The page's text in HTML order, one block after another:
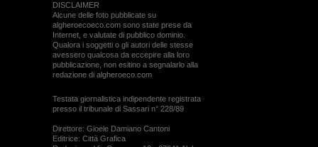
DISCLAIMER
Alcune delle foto pubblicate su
algheroecoeco.com sono state prese da
Internet, e valutate di pubblico dominio.
Qualora i soggetti o gli autori delle stesse
avessero qualcosa da eccepire alla loro
pubblicazione, non esitino a segnalarlo alla
redazione di algheroeco.com
Testata giornalistica indipendente registrata
presso il tribunale di Sassari n° 228/89
Direttore: Gioele Damiano Cantoni
Editrice: Città Grafica